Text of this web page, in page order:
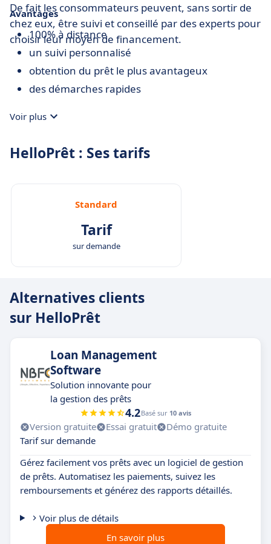
De fait les consommateurs peuvent, sans sortir de
chez eux, être suivi et conseillé par des experts pour
choisir leur moyen de financement.
Avantages
100% à distance
un suivi personnalisé
obtention du prêt le plus avantageux
des démarches rapides
Voir plus
HelloPrêt : Ses tarifs
Standard
Tarif
sur demande
Alternatives clients
sur HelloPrêt
Loan Management
Software
Solution innovante pour
la gestion des prêts
4.2Basé sur 10 avis
Version gratuite Essai gratuit
Démo gratuite
Tarif sur demande
Gérez facilement vos prêts avec un logiciel de gestion
de prêts. Automatisez les paiements, suivez les
remboursements et générez des rapports détaillés.
Voir plus de détails
En savoir plus